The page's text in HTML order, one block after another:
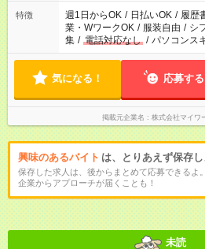
特徴 週1日からOK / 日払いOK / 履歴
業・WワークOK / 服装自由 / シ
集 / 電話対応なし / パソコンス
気になる！ 応募する
掲載元企業名 株式会社マイワ
興味のあるバイト は、とりあえず保存
保存した求人は、後からまとめて応募できるよ。
企業からアプローチが届くことも！
未読